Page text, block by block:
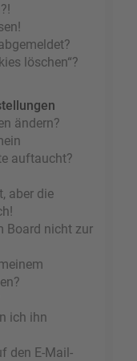
löschen“?
ändern?
auftaucht?
aber die
Board nicht zur
ich ihn
den E-Mail-